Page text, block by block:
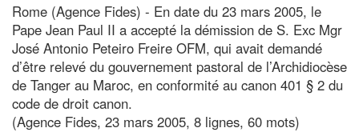
Rome (Agence Fides) - En date du 23 mars 2005, le
Pape Jean Paul II a accepté la démission de S. Exc Mgr
José Antonio Peteiro Freire OFM, qui avait demandé
d’être relevé du gouvernement pastoral de l’Archidiocèse
de Tanger au Maroc, en conformité au canon 401 § 2 du
code de droit canon.
(Agence Fides, 23 mars 2005, 8 lignes, 60 mots)